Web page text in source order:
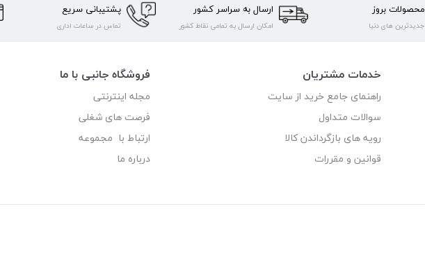
محصولات بروز
جدیدترین های دنیا
ارسال به سراسر کشور
امکان ارسال به تمامی نقاط کشور
پشتیبانی سریع
تماس در ساعات اداری
خدمات مشتریان
راهنمای جامع خرید از سایت
سوالات متداول
رویه های بازگرداندن کالا
قوانین و مقررات
فروشگاه جانبی با ما
مجله اینترنتی
فرصت های شغلی
ارتباط با مجموعه
درباره ما